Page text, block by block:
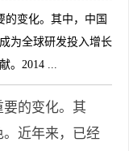
的变化。其中，中国
为全球研发投入增长
。2014 ...
的变化。其
近年来，已经